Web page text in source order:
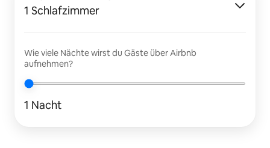
1 Schlafzimmer
Wie viele Nächte wirst du Gäste über Airbnb
aufnehmen?
1 Nacht